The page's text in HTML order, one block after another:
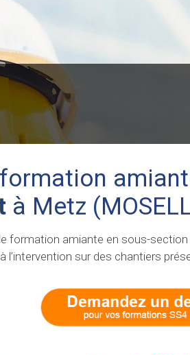
à Metz
formation amiante en sous-section
sur des chantiers